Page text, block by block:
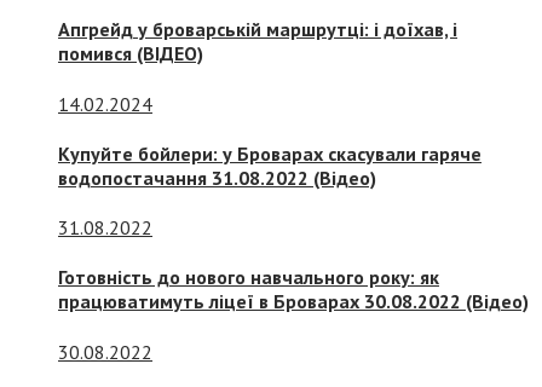
Апгрейд у броварській маршрутці: і доїхав, і
помився (ВІДЕО)
14.02.2024
Купуйте бойлери: у Броварах скасували гаряче
водопостачання 31.08.2022 (Відео)
31.08.2022
Готовність до нового навчального року: як
працюватимуть ліцеї в Броварах 30.08.2022 (Відео)
30.08.2022